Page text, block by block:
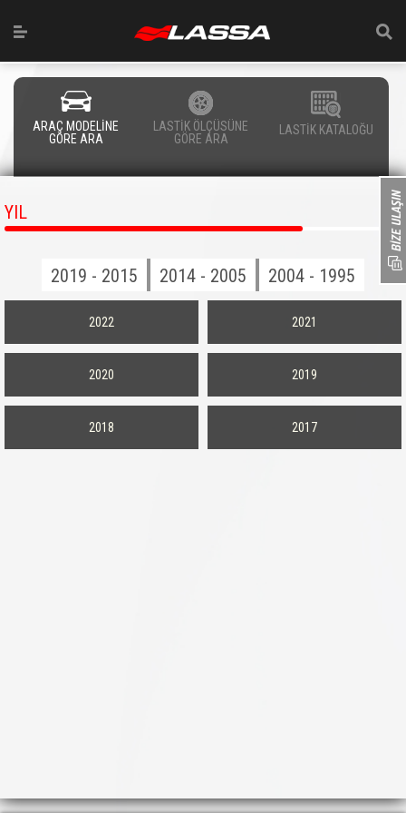
ARAÇ MODELİNE
GÖRE ARA
LASTİK ÖLÇÜSÜNE
GÖRE ARA
LASTİK KATALOĞU
YIL
2019 - 2015 2014 - 2005 2004 - 1995
2022 2021
2020 2019
2018 2017